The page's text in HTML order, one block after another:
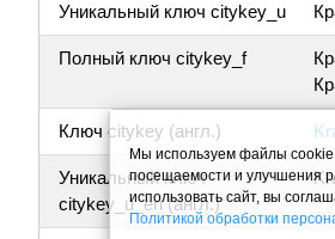
Уникальный ключ citykey_u
Полный ключ citykey_f
Ключ citykey (англ.)
Уникальный ключ
citykey_u_en (англ.)
Мы используем файлы
посещаемости и улучшения
использовать сайт, вы
Политикой обработки